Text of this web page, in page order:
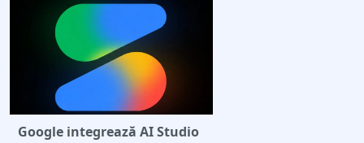
Google integrează AI Studio